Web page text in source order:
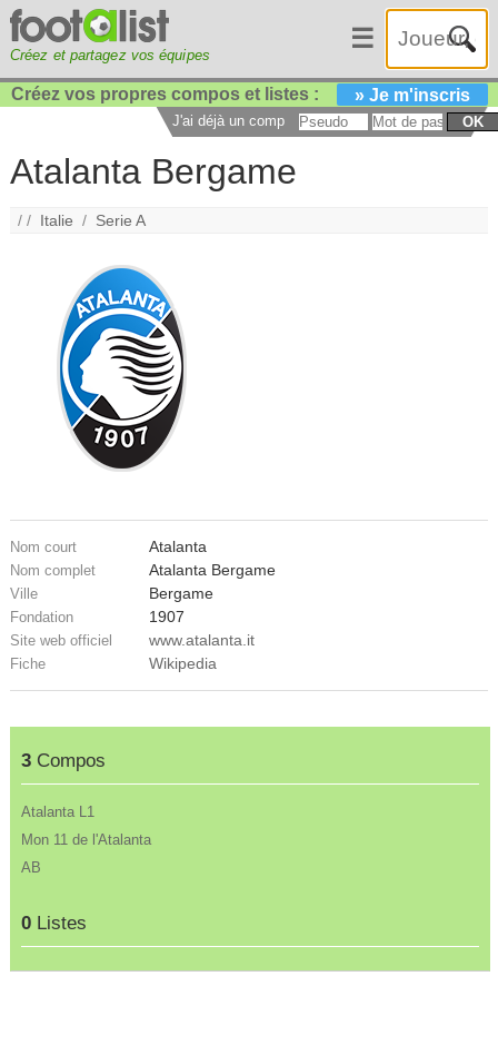
Créez et partagez vos équipes
☰
Créez vos propres compos et listes : » Je m'inscris
J'ai déjà un compte : OK
Atalanta Bergame
/ / Italie / Serie A
Nom court Atalanta
Nom complet Atalanta Bergame
Ville Bergame
Fondation 1907
Site web officiel www.atalanta.it
Fiche Wikipedia
3Compos
Atalanta L1
Mon 11 de l'Atalanta
AB
0Listes